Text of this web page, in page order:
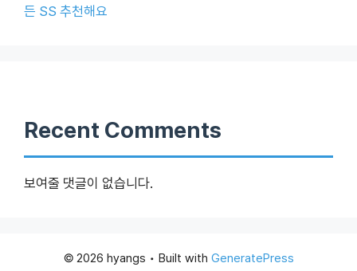
든 SS 추천해요
Recent Comments
보여줄 댓글이 없습니다.
© 2026 hyangs • Built with GeneratePress